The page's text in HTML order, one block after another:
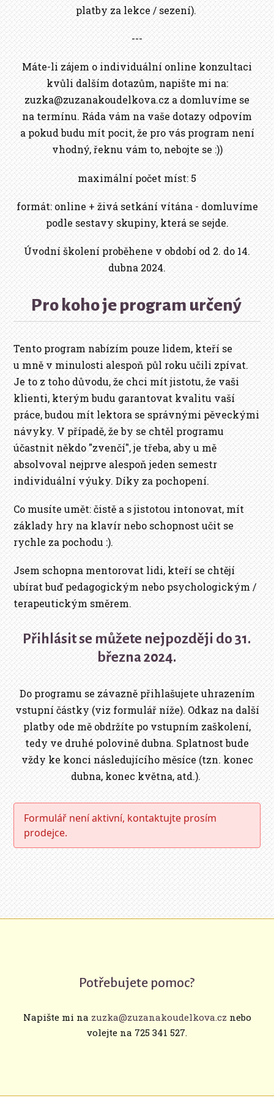
platby za lekce / sezení).
---
Máte-li zájem o individuální online konzultaci
kvůli dalším dotazům, napište mi na:
zuzka@zuzanakoudelkova.cz a domluvíme se
na termínu. Ráda vám na vaše dotazy odpovím
a pokud budu mít pocit, že pro vás program není
vhodný, řeknu vám to, nebojte se :))
maximální počet míst: 5
formát: online + živá setkání vítána - domluvíme
podle sestavy skupiny, která se sejde.
Úvodní školení proběhene v období od 2. do 14.
dubna 2024.
Pro koho je program určený
Tento program nabízím pouze lidem, kteří se
u mně v minulosti alespoň půl roku učili zpívat.
Je to z toho důvodu, že chci mít jistotu, že vaši
klienti, kterým budu garantovat kvalitu vaší
práce, budou mít lektora se správnými pěveckými
návyky. V případě, že by se chtěl programu
účastnit někdo "zvenčí", je třeba, aby u mě
absolvoval nejprve alespoň jeden semestr
individuální výuky. Díky za pochopení.
Co musíte umět: čistě a s jistotou intonovat, mít
základy hry na klavír nebo schopnost učit se
rychle za pochodu :).
Jsem schopna mentorovat lidi, kteří se chtějí
ubírat buď pedagogickým nebo psychologickým /
terapeutickým směrem.
Přihlásit se můžete nejpozději do 31.
března 2024.
Do programu se závazně přihlašujete uhrazením
vstupní částky (viz formulář níže). Odkaz na další
platby ode mě obdržíte po vstupním zaškolení,
tedy ve druhé polovině dubna. Splatnost bude
vždy ke konci následujícího měsíce (tzn. konec
dubna, konec května, atd.).
Formulář není aktivní, kontaktujte prosím
prodejce.
Potřebujete pomoc?
Napište mi na zuzka@zuzanakoudelkova.cz nebo
volejte na 725 341 527.